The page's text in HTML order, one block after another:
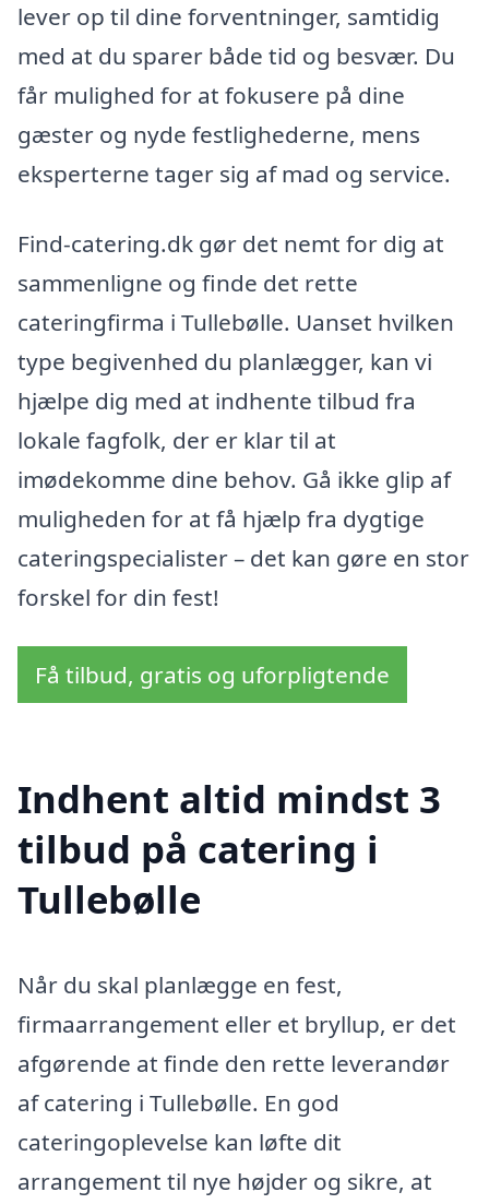
lever op til dine forventninger, samtidig
med at du sparer både tid og besvær. Du
får mulighed for at fokusere på dine
gæster og nyde festlighederne, mens
eksperterne tager sig af mad og service.
Find-catering.dk gør det nemt for dig at
sammenligne og finde det rette
cateringfirma i Tullebølle. Uanset hvilken
type begivenhed du planlægger, kan vi
hjælpe dig med at indhente tilbud fra
lokale fagfolk, der er klar til at
imødekomme dine behov. Gå ikke glip af
muligheden for at få hjælp fra dygtige
cateringspecialister – det kan gøre en stor
forskel for din fest!
Få tilbud, gratis og uforpligtende
Indhent altid mindst 3
tilbud på catering i
Tullebølle
Når du skal planlægge en fest,
firmaarrangement eller et bryllup, er det
afgørende at finde den rette leverandør
af catering i Tullebølle. En god
cateringoplevelse kan løfte dit
arrangement til nye højder og sikre, at